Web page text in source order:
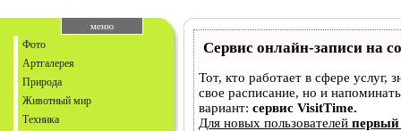
меню
Фото
Артгалерея
Природа
Животный мир
Техника
Сервис онлайн-записи на
Тот, кто работает в сфере услуг,
свое расписание, но и
вариант: сервис VisitTime.
Для новых пользователей первый